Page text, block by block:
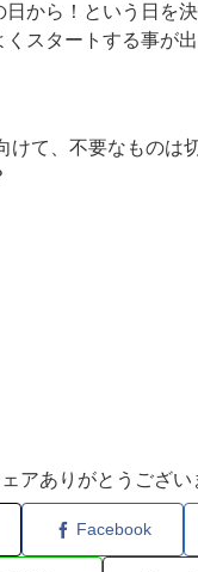
日から！という日を
スタートする事が出
けて、不要なものは
アありがとうござい
Facebook